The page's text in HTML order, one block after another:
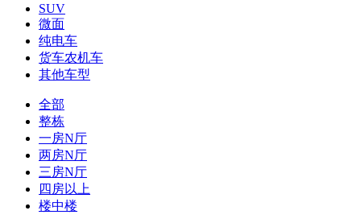
SUV
微面
纯电车
货车农机车
其他车型
全部
整栋
一房N厅
两房N厅
三房N厅
四房以上
楼中楼